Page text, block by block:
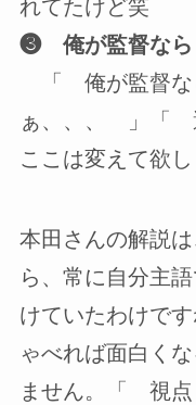
れてたけど笑
❸ 俺が監督なら
「 俺が監督な
ぁ、、、 」「
ここは変えて欲
本田さんの解説
ら、常に自分主
けていたわけで
ゃべれば面白く
ません。「 視